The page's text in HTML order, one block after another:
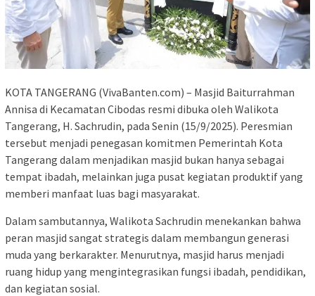
KOTA TANGERANG (VivaBanten.com) – Masjid Baiturrahman
Annisa di Kecamatan Cibodas resmi dibuka oleh Walikota
Tangerang, H. Sachrudin, pada Senin (15/9/2025). Peresmian
tersebut menjadi penegasan komitmen Pemerintah Kota
Tangerang dalam menjadikan masjid bukan hanya sebagai
tempat ibadah, melainkan juga pusat kegiatan produktif yang
memberi manfaat luas bagi masyarakat.
Dalam sambutannya, Walikota Sachrudin menekankan bahwa
peran masjid sangat strategis dalam membangun generasi
muda yang berkarakter. Menurutnya, masjid harus menjadi
ruang hidup yang mengintegrasikan fungsi ibadah, pendidikan,
dan kegiatan sosial.